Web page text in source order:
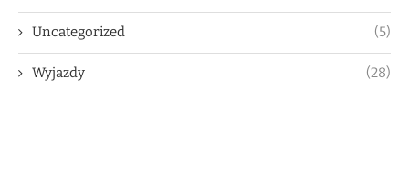
Uncategorized (5)
Wyjazdy (28)